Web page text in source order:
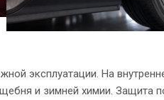
эксплуатации. На
и зимней химии. Защита